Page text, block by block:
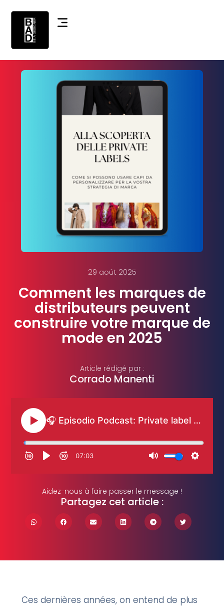
29 août 2025
Comment les marques de
distributeurs peuvent
construire votre marque de
mode en 2025
Article rédigé par :
Corrado Manenti
Aidez-nous à faire passer le message !
Partagez cet article :
Ces dernières années, on entend de plus